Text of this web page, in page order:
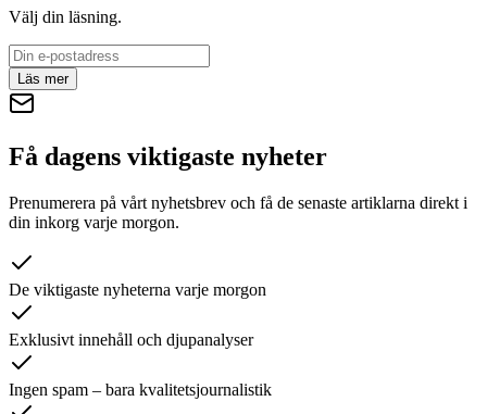
Välj din läsning.
Läs mer
Få dagens viktigaste nyheter
Prenumerera på vårt nyhetsbrev och få de senaste artiklarna direkt i
din inkorg varje morgon.
De viktigaste nyheterna varje morgon
Exklusivt innehåll och djupanalyser
Ingen spam – bara kvalitetsjournalistik